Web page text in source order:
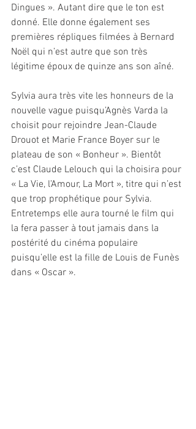
Dingues ». Autant dire que le ton est
donné. Elle donne également ses
premières répliques filmées à Bernard
Noël qui n’est autre que son très
légitime époux de quinze ans son aîné.
Sylvia aura très vite les honneurs de la
nouvelle vague puisqu’Agnès Varda la
choisit pour rejoindre Jean-Claude
Drouot et Marie France Boyer sur le
plateau de son « Bonheur ». Bientôt
c’est Claude Lelouch qui la choisira pour
« La Vie, l’Amour, La Mort », titre qui n’est
que trop prophétique pour Sylvia.
Entretemps elle aura tourné le film qui
la fera passer à tout jamais dans la
postérité du cinéma populaire
puisqu’elle est la fille de Louis de Funès
dans « Oscar ».